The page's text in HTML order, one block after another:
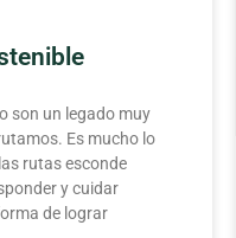
son un legado muy
Es mucho lo
rutas esconde
y cuidar
de lograr